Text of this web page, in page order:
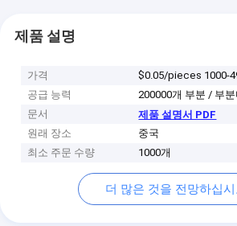
제품 설명
가격
$0.05/pieces 1000-
공급 능력
200000개 부분 / 부
문서
제품 설명서 PDF
원래 장소
중국
최소 주문 수량
1000개
더 많은 것을 전망하십